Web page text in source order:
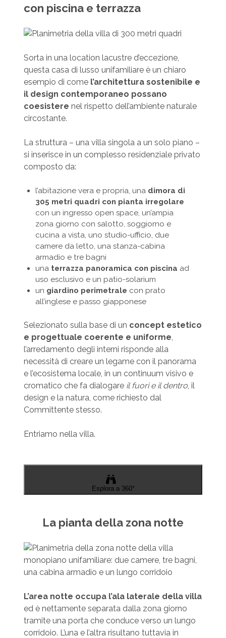
con piscina e terrazza
Sorta in una location lacustre d’eccezione,
questa casa di lusso unifamiliare è un chiaro
esempio di come l’architettura sostenibile e
il design contemporaneo possano
coesistere nel rispetto dell’ambiente naturale
circostante.
La struttura – una villa singola a un solo piano –
si inserisce in un complesso residenziale privato
composto da:
l’abitazione vera e propria, una dimora di
305 metri quadri con pianta irregolare
con un ingresso open space, un’ampia
zona giorno con salotto, soggiorno e
cucina a vista, uno studio-ufficio, due
camere da letto, una stanza-cabina
armadio e tre bagni
una terrazza panoramica con piscina ad
uso esclusivo e un patio-solarium
un giardino perimetrale con prato
all’inglese e passo giapponese
Selezionato sulla base di un concept estetico
e progettuale coerente e uniforme
l’arredamento degli interni risponde alla
necessità di creare un legame con il panorama
e l’ecosistema locale, in un continuum visivo e
cromatico che fa dialogare il fuori e il dentro, il
design e la natura, come richiesto dal
Committente stesso.
Entriamo nella villa.
Esplora a 360°
La pianta della zona notte
L’area notte occupa l’ala laterale della villa
ed è nettamente separata dalla zona giorno
tramite una porta che conduce verso un lungo
corridoio. L’una e l’altra risultano tuttavia in